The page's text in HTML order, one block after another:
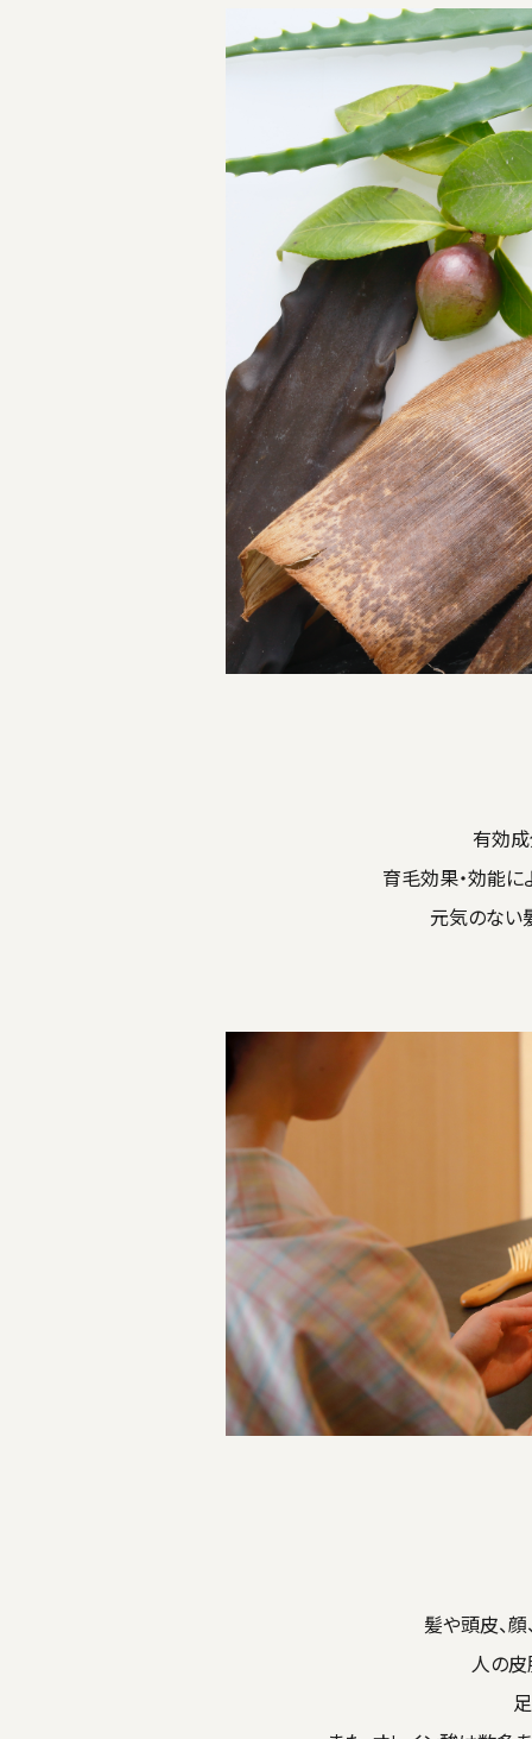
有効
育毛効果・効能に
元気のない
髪や頭皮、
人の